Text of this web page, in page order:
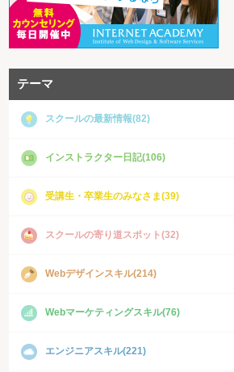
テーマ
スクールの最新情報(82)
インストラクター日記(106)
受講生・卒業生のみなさま(39)
スクールの寄り道スポット(32)
Webデザインスキル(214)
Webマーケティングスキル(76)
エンジニアスキル(221)